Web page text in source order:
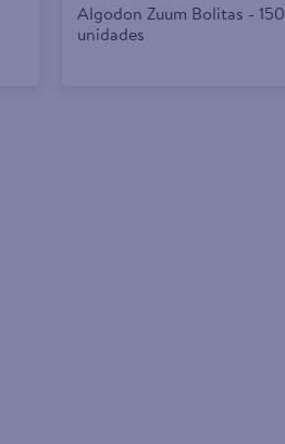
Algodon Zuum Bolitas - 150
unidades